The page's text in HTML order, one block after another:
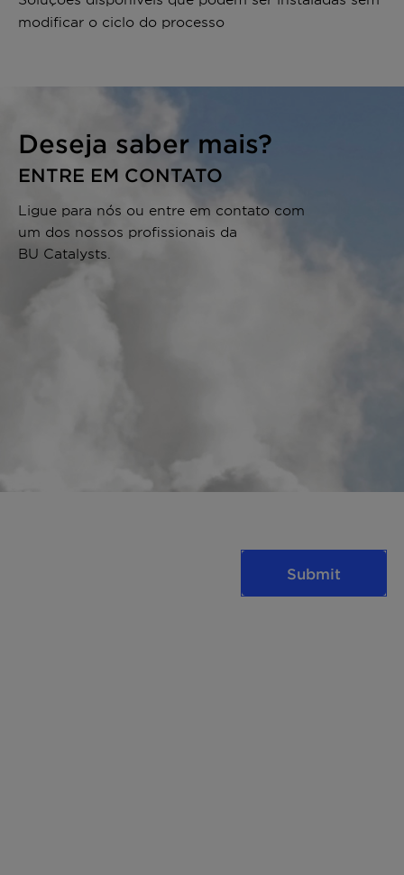
modificar o ciclo do processo
Deseja saber mais?
ENTRE EM CONTATO
Ligue para nós ou entre em contato com
um dos nossos profissionais da
BU Catalysts.
Submit